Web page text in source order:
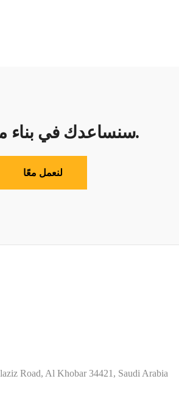
سنساعدك في بناء مستقبلك.
لنعمل معًا
Road, Al Khobar 34421, Saudi Arabia